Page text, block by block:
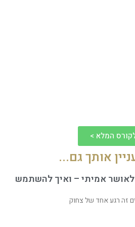
המלא >
אותך גם...
אמיתי – ואיך להשתמש
זה רגע אחד של צחוק